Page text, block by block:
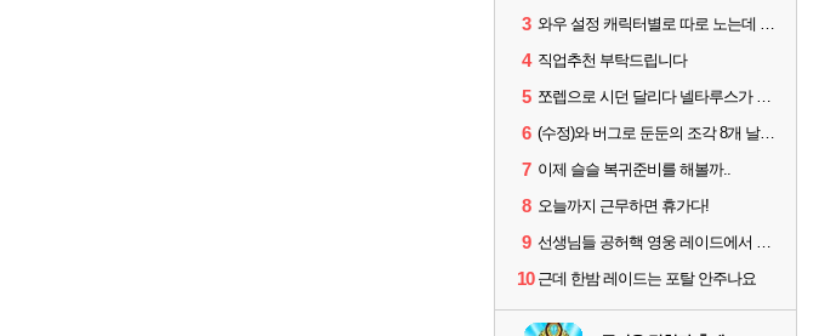
3 와우 설정 캐릭터별로 따로 노는데 통일시키는법 있나요
4 직업추천 부탁드립니다
5 쪼렙으로 시던 달리다 넬타루스가 나오면 긴장해야 할 몹
6 (수정)와 버그로 둔둔의 조각 8개 날라갔다
7 이제 슬슬 복귀준비를 해볼까..
8 오늘까지 근무하면 휴가다!
9 선생님들 공허핵 영웅 레이드에서 굴리면 영웅템 인거죠?
10 근데 한밤 레이드는 포탈 안주나요